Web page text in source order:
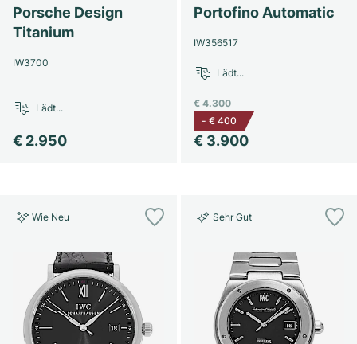
Porsche Design
Titanium
IW3700
€ 2.950
Lädt...
Portofino Automatic
IW356517
€ 3.900
€ 4.300
- € 400
Lädt...
Wie Neu Sehr Gut